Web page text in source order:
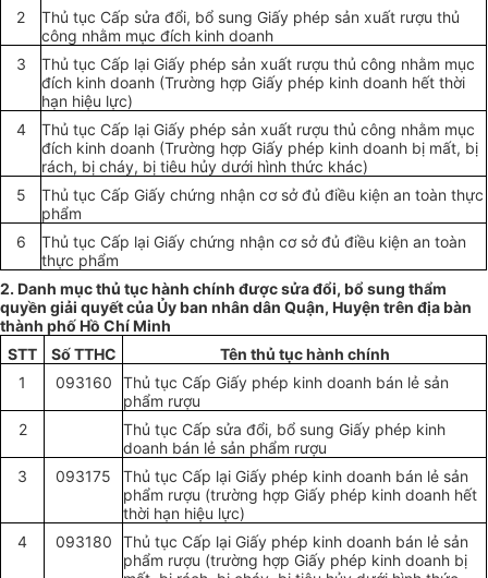
2
Thủ tục Cấp sửa đổi, bổ sung Giấy phép sản xuất rượu thủ
công nhằm mục đích kinh doanh
3
Thủ tục Cấp lại Giấy phép sản xuất rượu thủ công nhằm mục
đích kinh doanh (Trường hợp Giấy phép kinh doanh hết thời
hạn hiệu lực)
4
Thủ tục Cấp lại Giấy phép sản xuất rượu thủ công nhằm mục
đích kinh doanh (Trường hợp Giấy phép kinh doanh bị mất, bị
rách, bị cháy, bị tiêu hủy dưới hình thức khác)
5
Thủ tục Cấp Giấy chứng nhận cơ sở đủ điều kiện an toàn thực
phẩm
6
Thủ tục Cấp lại Giấy chứng nhận cơ sở đủ điều kiện an toàn
thực phẩm
2. Danh mục thủ tục hành chính được sửa đổi, bổ sung thẩm
quyền giải quyết củaỦy ban nhân dân Quận, Huyện trên địa bàn
thành phố Hồ Chí Minh
STT
Số TTHC
Tên thủ tục hành chính
1
093160
Thủ tục Cấp Giấy phép kinh doanh bán lẻ sản
phẩm rượu
2
Thủ tục Cấp sửa đổi, bổ sung Giấy phép kinh
doanh bán lẻ sản phẩm rượu
3
093175
Thủ tục Cấp lại Giấy phép kinh doanh bán lẻ sản
phẩm rượu (trường hợp Giấy phép kinh doanh hết
thời hạn hiệu lực)
4
093180
Thủ tục Cấp lại Giấy phép kinh doanh bán lẻ sản
phẩm rượu (trường hợp Giấy phép kinh doanh bị